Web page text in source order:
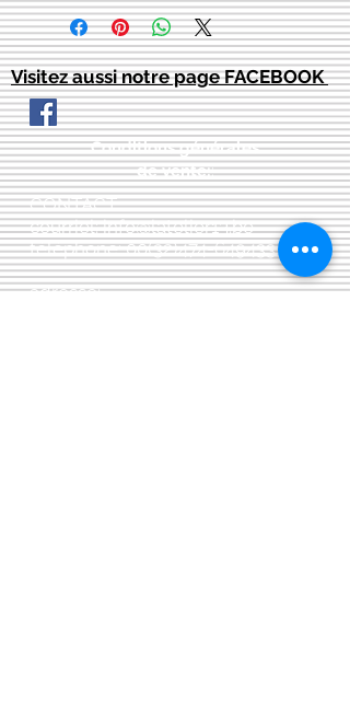
Visitez aussi notre page FACEBOOK
Conditions générales
de vente::
CONTACT:
courriel:info@latelier13.be
téléphone:00(32)474-649433
adresse: